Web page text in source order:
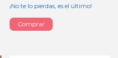
¡No te lo pierdas, es el último!
Comprar